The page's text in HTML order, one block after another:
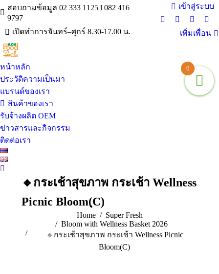
สอบถามข้อมูล 02 333 1125 l 082 416
9797
เปิดทำการจันทร์–ศุกร์ 8.30-17.00 น.
เข้าสู่ระบบ
Facebook
window
X
page
new
window
page
new
window
new
เพิ่มเพื่อน
หน้าหลัก
ประวัติความเป็นมา
แบรนด์ของเรา
สินค้าของเรา
รับจ้างผลิต OEM
ข่าวสารและกิจกรรม
ติดต่อเรา
Search:
🔸กระเช้าสุขภาพ กระเช้า Wellness
Picnic Bloom(ฺC)
Home
Super Fresh
Bloom with Wellness Basket 2026
🔸กระเช้าสุขภาพ กระเช้า Wellness Picnic
Bloom(ฺC)
0